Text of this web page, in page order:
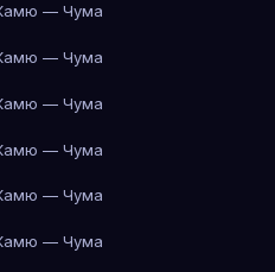
— Чума
— Чума
— Чума
— Чума
— Чума
— Чума